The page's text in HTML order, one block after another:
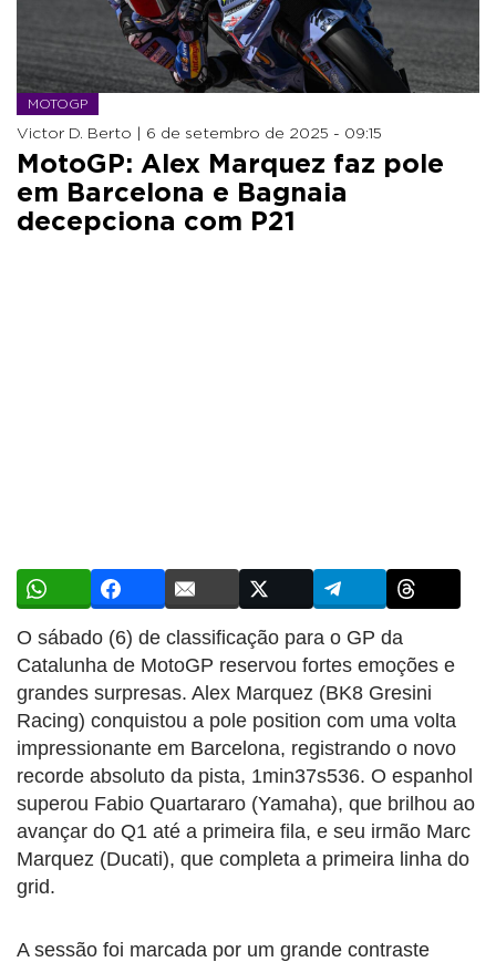
MOTOGP
Victor D. Berto | 6 de setembro de 2025 - 09:15
MotoGP: Alex Marquez faz pole
em Barcelona e Bagnaia
decepciona com P21
O sábado (6) de classificação para o GP da
Catalunha de MotoGP reservou fortes emoções e
grandes surpresas. Alex Marquez (BK8 Gresini
Racing) conquistou a pole position com uma volta
impressionante em Barcelona, registrando o novo
recorde absoluto da pista, 1min37s536. O espanhol
superou Fabio Quartararo (Yamaha), que brilhou ao
avançar do Q1 até a primeira fila, e seu irmão Marc
Marquez (Ducati), que completa a primeira linha do
grid.
A sessão foi marcada por um grande contraste